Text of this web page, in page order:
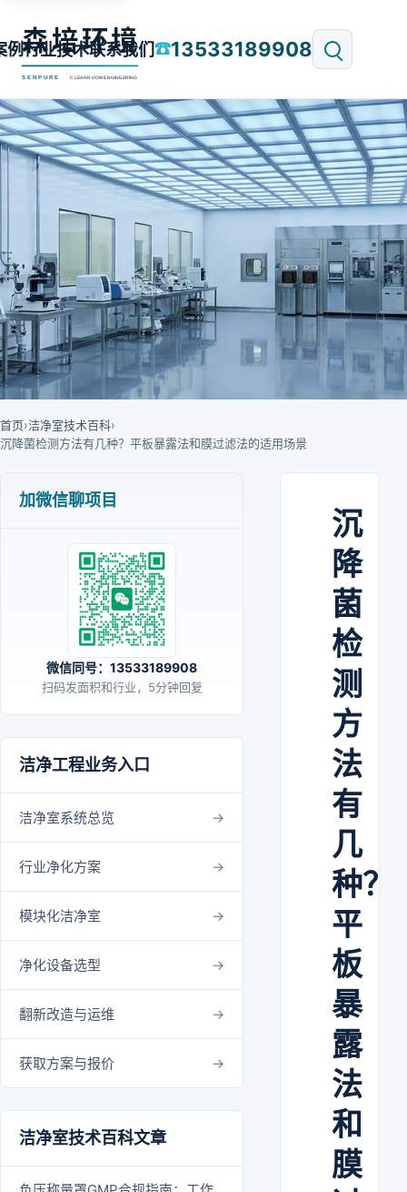
例行业技术联系我们☎13533189908
首页›洁净室技术百科›
沉降菌检测方法有几种？平板暴露法和膜过滤法的适用场景
加微信聊项目
微信同号：13533189908
扫码发面积和行业，5分钟回复
洁净工程业务入口
洁净室系统总览
行业净化方案
模块化洁净室
净化设备选型
翻新改造与运维
获取方案与报价
洁净室技术百科文章
沉
降
菌
检
测
方
法
有
几
种？
平
板
暴
露
法
和
膜